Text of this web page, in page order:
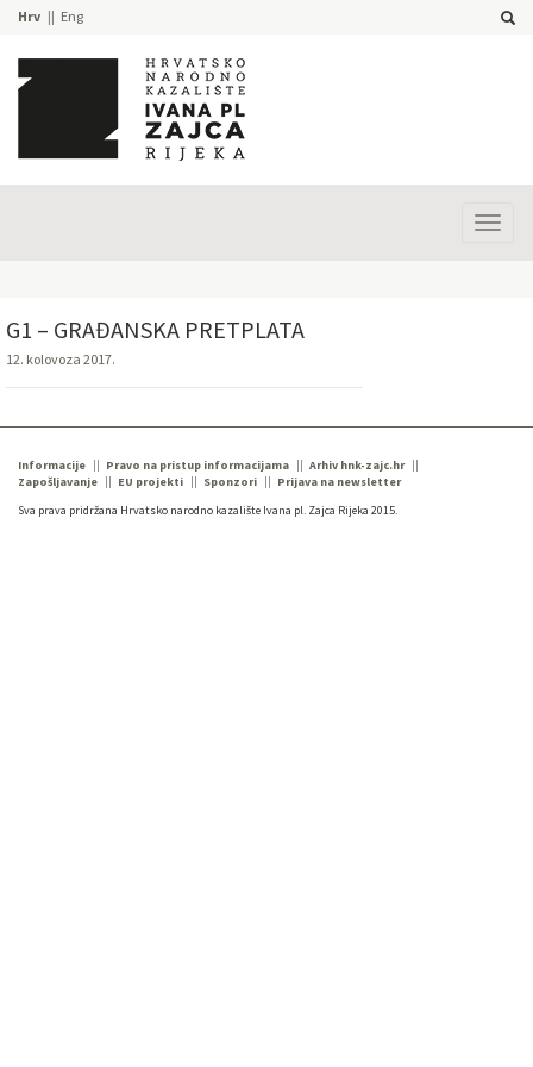
Hrv Eng
G1 – GRAĐANSKA PRETPLATA
12. kolovoza 2017.
Informacije Pravo na pristup informacijama
Arhiv hnk-zajc.hr
Zapošljavanje
EU projekti Sponzori
Prijava na newsletter
Sva prava pridržana Hrvatsko narodno kazalište Ivana pl. Zajca Rijeka 2015.